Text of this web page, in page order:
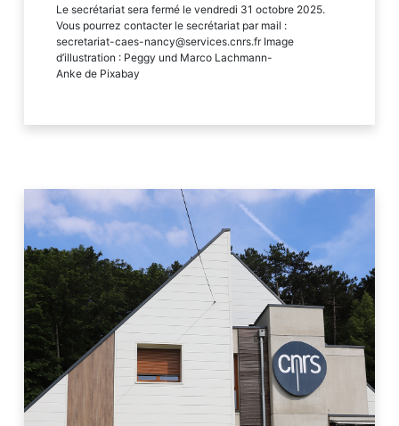
Le secrétariat sera fermé le vendredi 31 octobre 2025.
Vous pourrez contacter le secrétariat par mail :
secretariat-caes-nancy@services.cnrs.fr Image
d’illustration : Peggy und Marco Lachmann-
Anke de Pixabay